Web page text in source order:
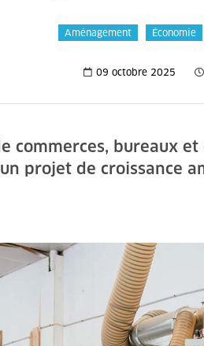
Aménagement Économie
09 octobre 2025
commerces, bureaux
projet de croissance